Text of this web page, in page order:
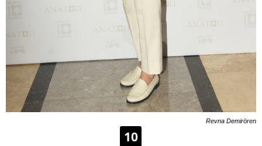
Revna Demirören
10